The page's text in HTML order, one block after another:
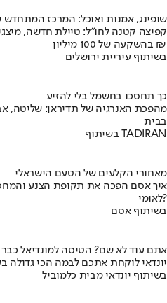
שופינג, אמנות ואוכל: המרכז
קפיצה קטנה לחו"ל: טיילת חדשה,
בהשקעה של 100 מיליון ₪
בשיתוף עיריית ירושלים
כך תחסכו בחשמל בלי להזיע
מהפכת האנרגיה של תדיראן: שליטה,
בבית
בשיתוף TADIRAN
מאחורי הקלעים של הטעם הישראלי
לאומי?
בשיתוף אסם
אתם עוד לא שם? הטיסה למונדיאל כבר
יונדאי לוקחת אתכם לבמה הכי גדולה
בשיתוף יונדאי מבית כלמוביל